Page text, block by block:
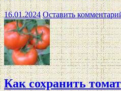
16.01.2024 Оставить
Как сохранить